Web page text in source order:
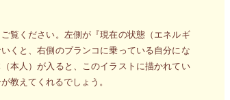
覧ください。左側が『現在の状態（エネルギ
くと、右側のブランコに乗っている自分にな
本人）が入ると、このイラストに描かれてい
教えてくれるでしょう。